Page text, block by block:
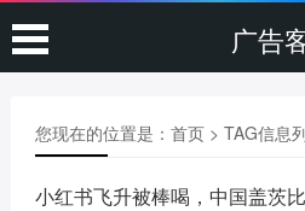
广告
您现在的位置是： 首页> TAG信息
小红书飞升被棒喝，中国盖茨